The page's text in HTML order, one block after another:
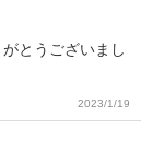
とうございまし
2023/1/19